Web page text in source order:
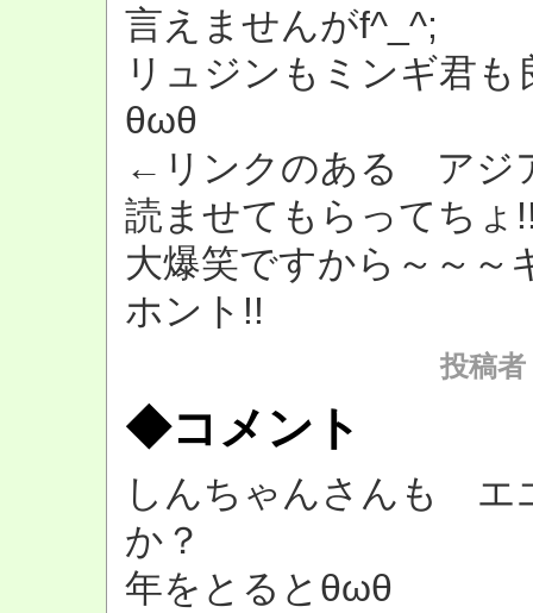
言えませんがf^_^;
リュジンもミンギ君
θωθ
←リンクのある アジ
読ませてもらってちょ
大爆笑ですから～～～
ホント!!
投稿
◆コメント
しんちゃんさんも
か？
年をとるとθωθ